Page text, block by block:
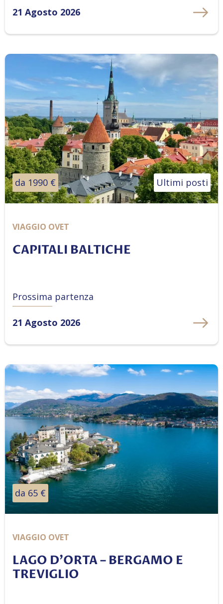
21 Agosto 2026
da 1990 € Ultimi posti
VIAGGIO OVET
CAPITALI BALTICHE
Prossima partenza
21 Agosto 2026
da 65 €
VIAGGIO OVET
LAGO D’ORTA – BERGAMO E
TREVIGLIO